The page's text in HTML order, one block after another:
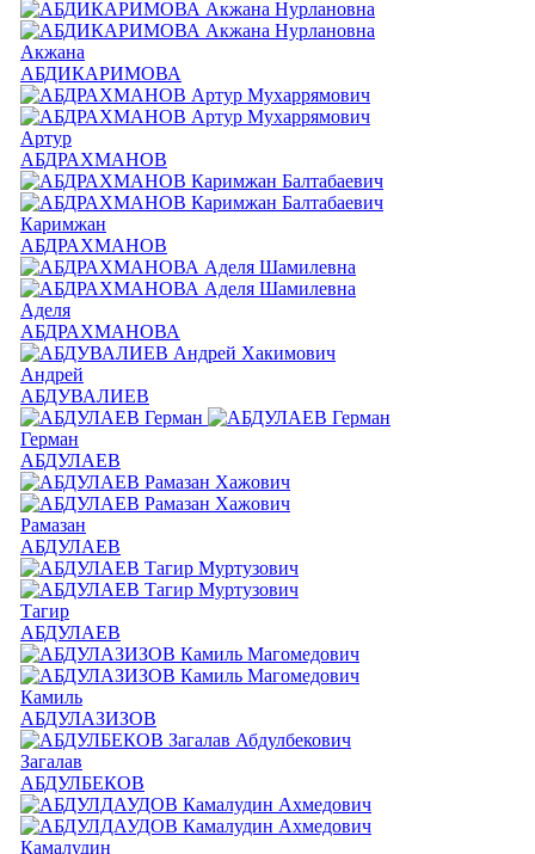
Акжана
АБДИКАРИМОВА
Артур
АБДРАХМАНОВ
Каримжан
АБДРАХМАНОВ
Аделя
АБДРАХМАНОВА
Андрей
АБДУВАЛИЕВ
Герман
АБДУЛАЕВ
Рамазан
АБДУЛАЕВ
Тагир
АБДУЛАЕВ
Камиль
АБДУЛАЗИЗОВ
Загалав
АБДУЛБЕКОВ
Камалудин